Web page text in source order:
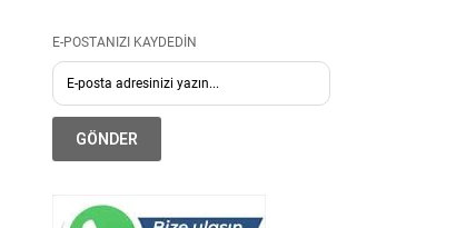
E-POSTANIZI KAYDEDİN
GÖNDER